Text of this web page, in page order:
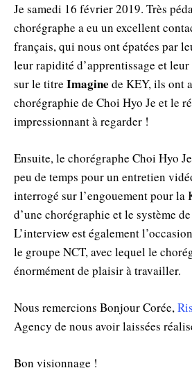
Je samedi 16 février 2019. Très
chorégraphe a eu un excellent
français, qui nous ont épatées par
leur rapidité d’apprentissage et
sur le titre Imagine de KEY, ils ont
chorégraphie de Choi Hyo Je et le
impressionnant à regarder !
Ensuite, le chorégraphe Choi Hyo
peu de temps pour un entretien
interrogé sur l’engouement pour la
d’une chorégraphie et le système
L’interview est également
le groupe NCT, avec lequel le
énormément de plaisir à travailler.
Nous remercions Bonjour Corée,
Agency de nous avoir laissées
Bon visionnage !